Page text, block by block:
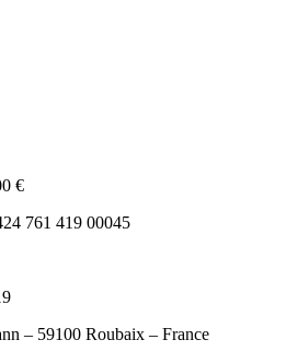
€
761 419 00045
– 59100 Roubaix – France